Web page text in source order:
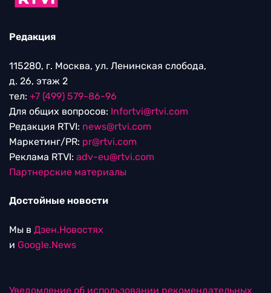
Редакция
115280, г. Москва, ул. Ленинская слобода,
д. 26, этаж 2
тел: +7 (499) 579-86-96
Для общих вопросов: Infortvi@rtvi.com
Редакция RTVI: news@rtvi.com
Маркетинг/PR: pr@rtvi.com
Реклама RTVI: adv-eu@rtvi.com
Партнерские материалы
Достойные новости
Мы в Дзен.Новостях
и Google.News
Уведомление об использовании рекомендательных